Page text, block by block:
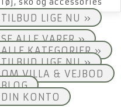
TILBUD LIGE NU »
SE ALLE VARER »
ALLE KATEGORIER »
TILBUD LIGE NU »
OM VILLA & VEJBOD
BLOG
DIN KONTO